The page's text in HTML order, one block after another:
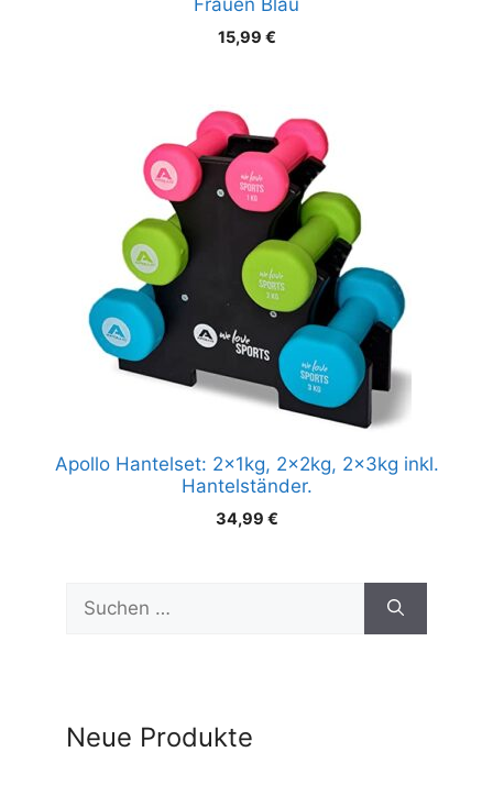
15,99 €
Apollo Hantelset: 2x1kg, 2x2kg, 2x3kg inkl.
Hantelständer.
34,99 €
nach:
Neue Produkte